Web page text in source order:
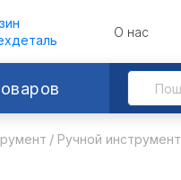
О нас
Ручной инструмент